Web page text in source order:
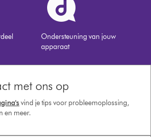
Ondersteuning van jouw
apparaat
met ons op
vind je tips voor probleemoplossing,
en meer.